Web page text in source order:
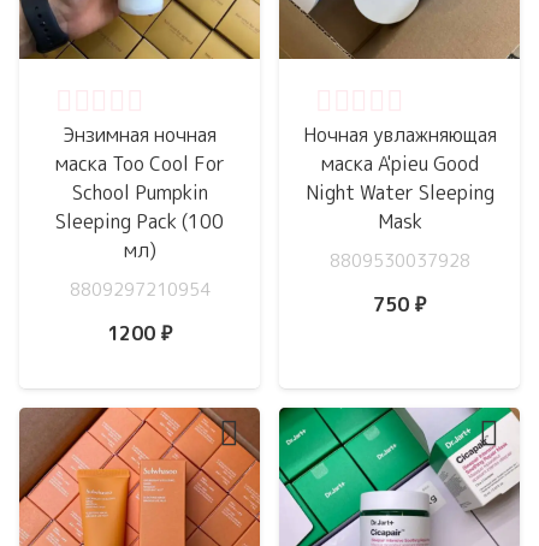
Энзимная ночная
маска Too Cool For
School Pumpkin
Sleeping Pack (100
мл)
8809297210954
1200 ₽
Ночная увлажняющая
маска A'pieu Good
Night Water Sleeping
Mask
8809530037928
750 ₽